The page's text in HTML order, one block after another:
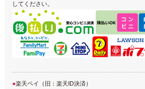
してください。
楽天ペイ（旧：楽天ID決済）